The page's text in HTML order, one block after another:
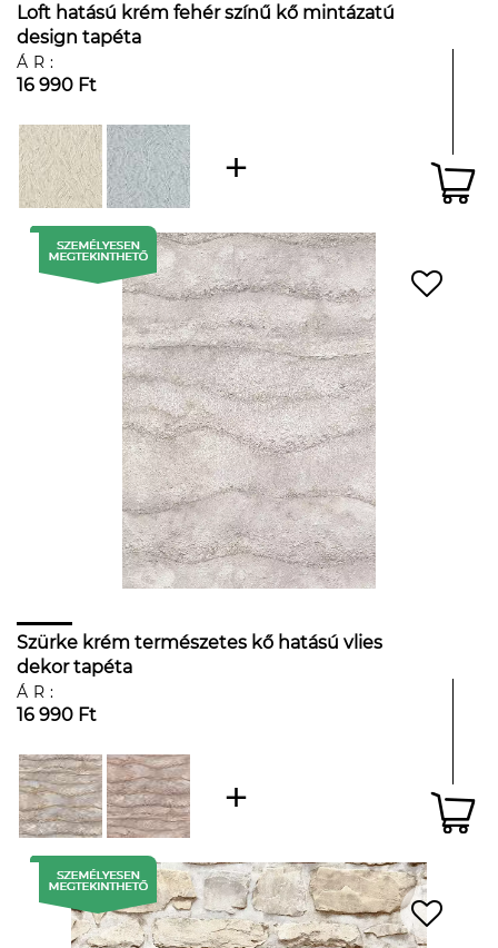
Loft hatású krém fehér színű kő mintázatú
design tapéta
ÁR:
16 990 Ft
Szürke krém természetes kő hatású vlies
dekor tapéta
ÁR:
16 990 Ft